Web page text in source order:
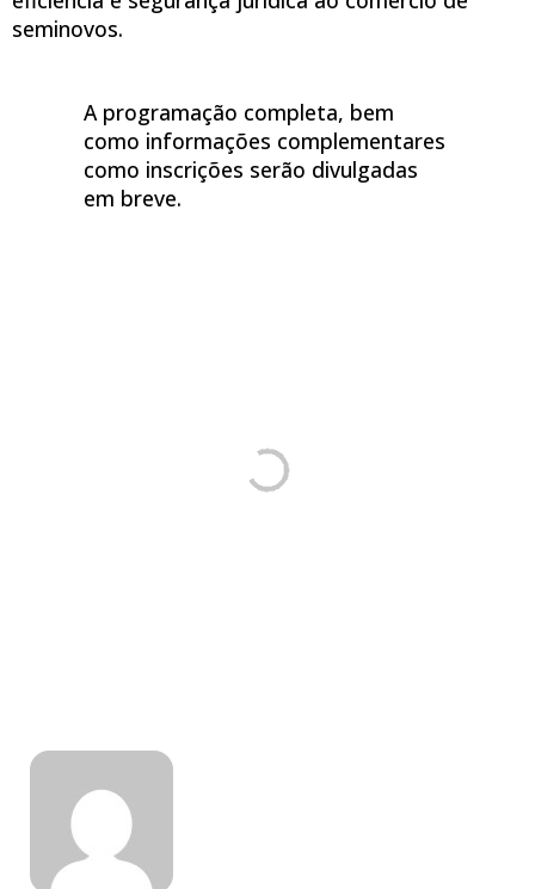
seminovos.
A programação completa, bem
como informações complementares
como inscrições serão divulgadas
em breve.